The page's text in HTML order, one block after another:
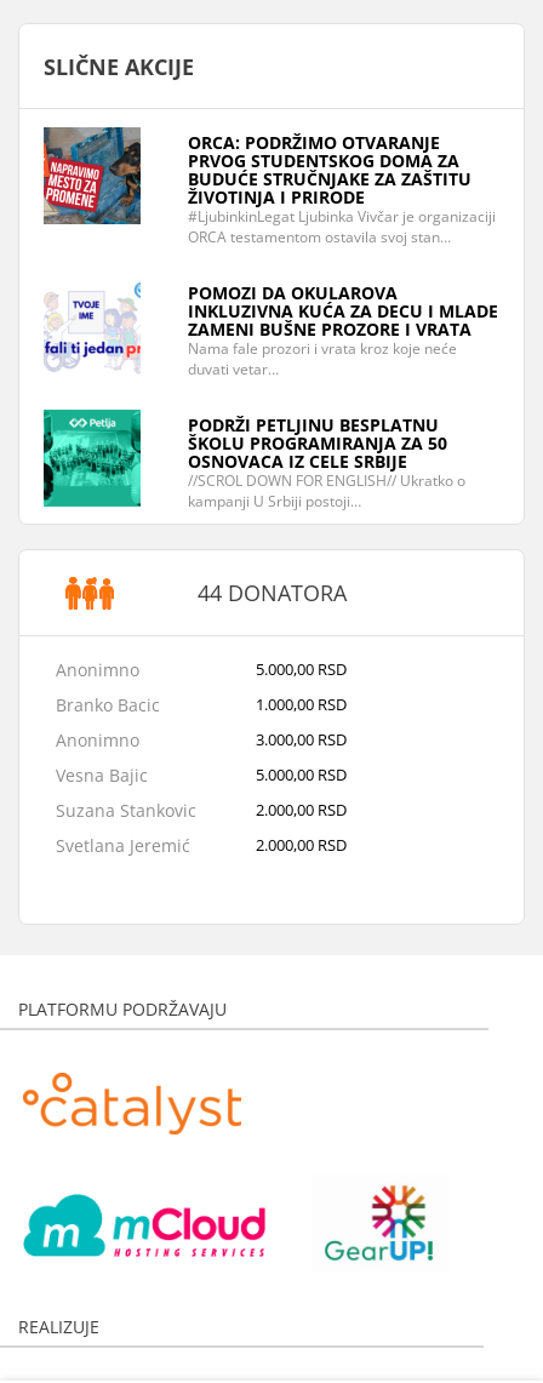
SLIČNE AKCIJE
ORCA: PODRŽIMO OTVARANJE
PRVOG STUDENTSKOG DOMA ZA
BUDUĆE STRUČNJAKE ZA ZAŠTITU
ŽIVOTINJA I PRIRODE
#LjubinkinLegat Ljubinka Vivčar je organizaciji
ORCA testamentom ostavila svoj stan…
POMOZI DA OKULAROVA
INKLUZIVNA KUĆA ZA DECU I MLADE
ZAMENI BUŠNE PROZORE I VRATA
Nama fale prozori i vrata kroz koje neće
duvati vetar…
PODRŽI PETLJINU BESPLATNU
ŠKOLU PROGRAMIRANJA ZA 50
OSNOVACA IZ CELE SRBIJE
//SCROL DOWN FOR ENGLISH// Ukratko o
kampanji U Srbiji postoji…
44 DONATORA
Anonimno 5.000,00 RSD
Branko Bacic 1.000,00 RSD
Anonimno 3.000,00 RSD
Vesna Bajic 5.000,00 RSD
Suzana Stankovic 2.000,00 RSD
Svetlana Jeremić 2.000,00 RSD
Maja Zivkovic
Anonimno
Nikoleta Janićijević
Anonimno
Anonimno 1.000,00 RSD
2.000,00 RSD
Nebojša Sretenović
PLATFORMU PODRŽAVAJU
REALIZUJE